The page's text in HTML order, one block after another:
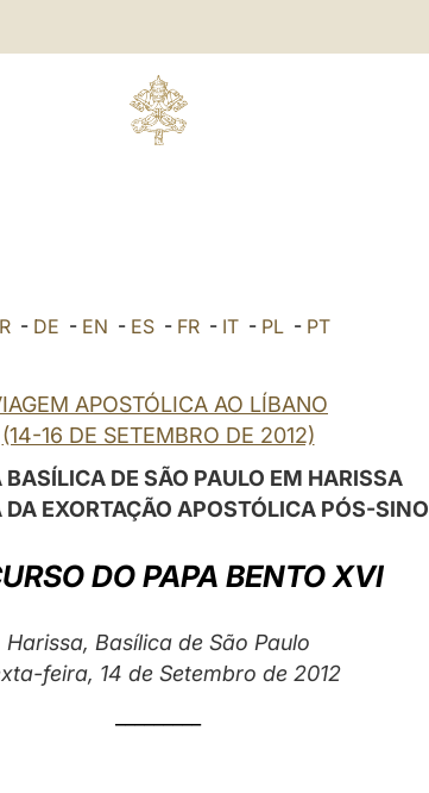
- DE - EN - ES - FR - IT - PL - PT
APOSTÓLICA AO LÍBANO
(14-16 DE SETEMBRO DE 2012)
BASÍLICA DE SÃO PAULO EM HARISSA
DA EXORTAÇÃO APOSTÓLICA PÓS-
DO PAPA BENTO XVI
Harissa, Basílica de São Paulo
feira, 14 de Setembro de 2012